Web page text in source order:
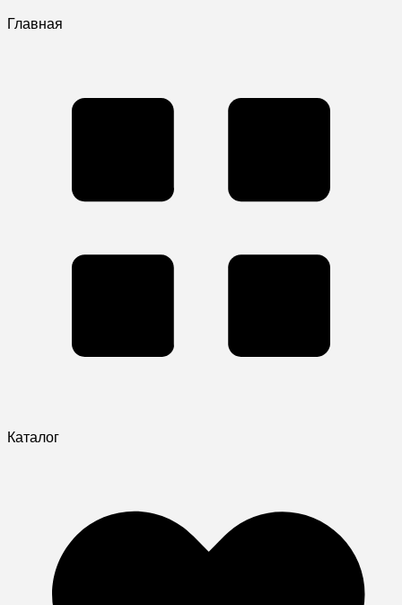
Главная
Каталог